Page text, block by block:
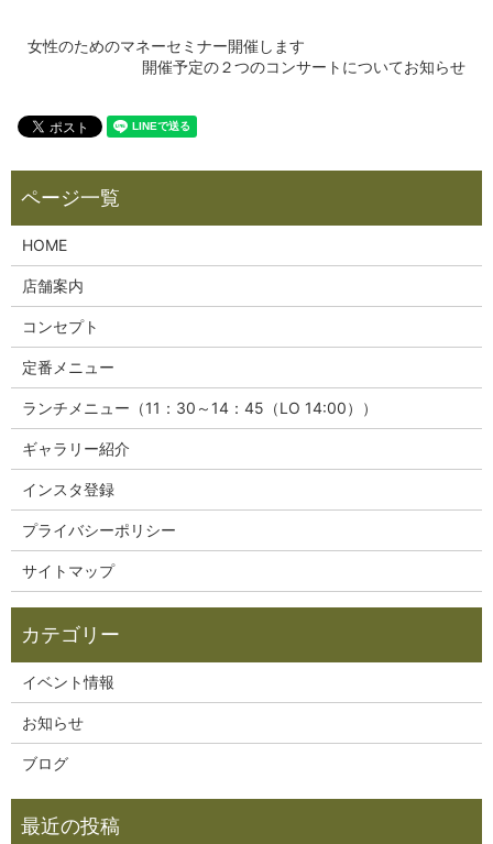
女性のためのマネーセミナー開催します
開催予定の２つのコンサートについてお知らせ
HOME
店舗案内
コンセプト
定番メニュー
ランチメニュー（11：30～14：45（LO 14:00））
ギャラリー紹介
インスタ登録
プライバシーポリシー
サイトマップ
イベント情報
お知らせ
ブログ